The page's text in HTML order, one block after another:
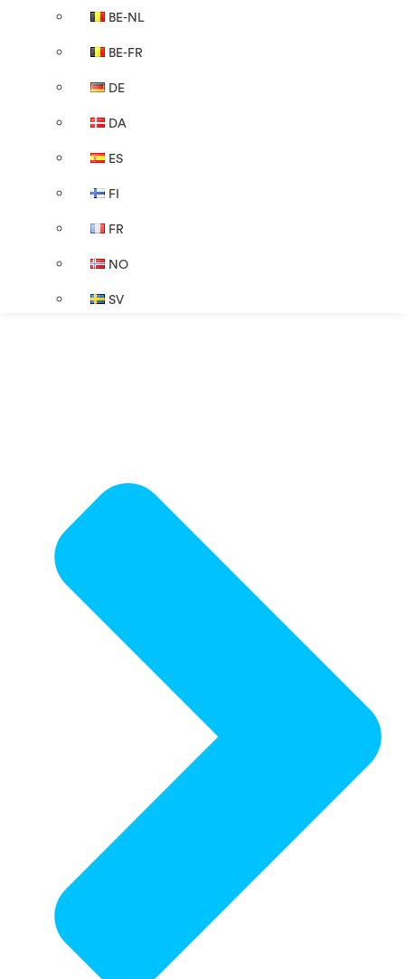
BE-NL
BE-FR
DE
DA
ES
FI
FR
NO
SV